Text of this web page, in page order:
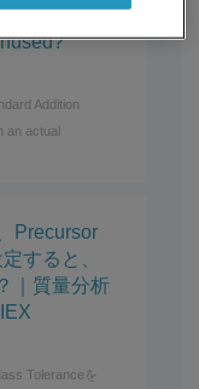
Addition
an actual
Precursor
すると、
｜質量分析
Toleranceを